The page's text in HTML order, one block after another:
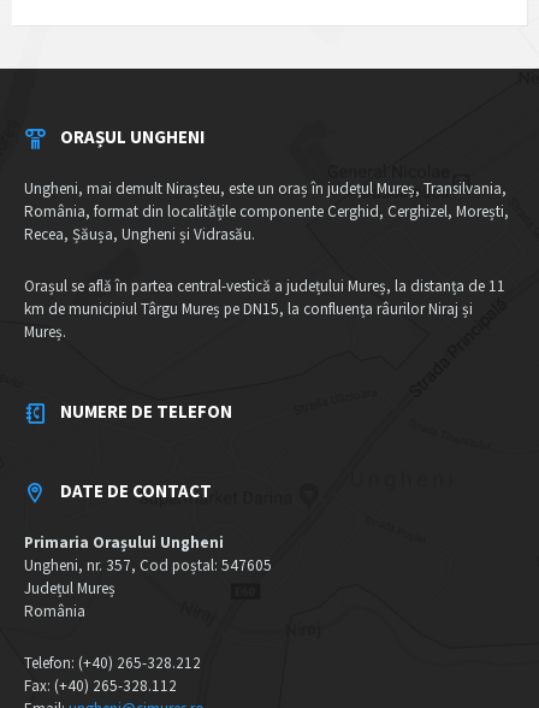
ORAȘUL UNGHENI
Ungheni, mai demult Nirașteu, este un oraș în județul Mureș, Transilvania,
România, format din localitățile componente Cerghid, Cerghizel, Morești,
Recea, Șăușa, Ungheni și Vidrasău.
Orașul se află în partea central-vestică a județului Mureș, la distanța de 11
km de municipiul Târgu Mureș pe DN15, la confluența râurilor Niraj și
Mureș.
NUMERE DE TELEFON
DATE DE CONTACT
Primaria Orașului Ungheni
Ungheni, nr. 357, Cod poștal: 547605
Județul Mureș
România
Telefon: (+40) 265-328.212
Fax: (+40) 265-328.112